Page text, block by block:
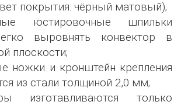
покрытия: чёрный матовый);
юстировочные шпильки
выровнять конвектор в
плоскости;
ножки и кронштейн крепления
из стали толщиной 2,0 мм;
изготавливаются только